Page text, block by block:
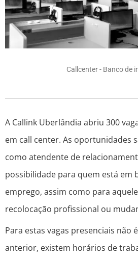
Callcenter - Banco de
A Callink Uberlândia abriu 300
em call center. As oportunidades
como atendente de
possibilidade para quem está em
emprego, assim como para
recolocação profissional ou
Para estas vagas presenciais não
anterior, existem horários de